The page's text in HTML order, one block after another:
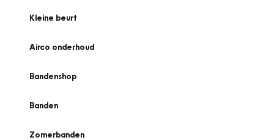
Kleine beurt
Airco onderhoud
Bandenshop
Banden
Zomerbanden